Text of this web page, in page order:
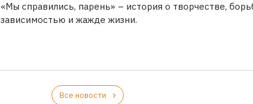
«Мы справились, парень» – история о творчестве,
зависимостью и жажде жизни.
Все новости